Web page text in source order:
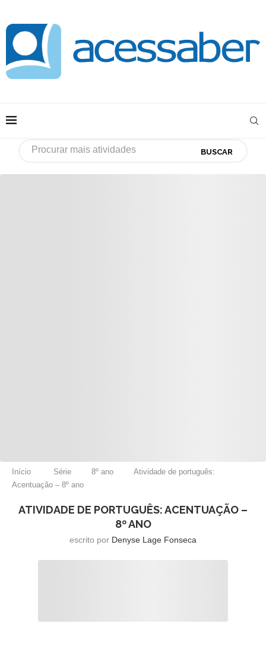
BUSCAR
Início Série 8º ano
Atividade de português:
Acentuação – 8º ano
ATIVIDADE DE PORTUGUÊS: ACENTUAÇÃO –
8º ANO
escrito por Denyse Lage Fonseca